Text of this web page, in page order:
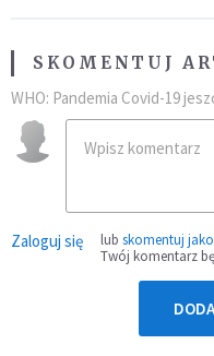
SKOMENTUJ
WHO: Pandemia Covid-19
Zaloguj się lub skomentuj
Twój komentarz